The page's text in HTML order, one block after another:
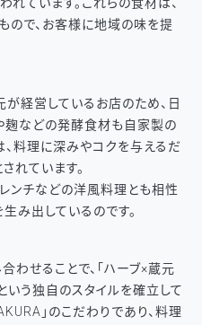
ので、お客様に地域の味を提
経営しているお店のため、日
麹などの発酵食材も自家製の
料理に深みやコクを与えるだ
れています。
ンチなどの洋風料理とも相性
み出しているのです。
せることで、「ハーブ×蔵元
う独自のスタイルを確立して
」のこだわりであり、料理